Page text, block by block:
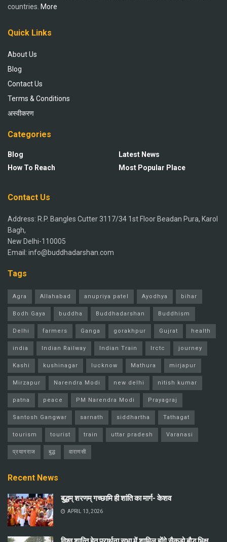
countries. More
Quick Links
About Us
Blog
Contact Us
Terms & Conditions
अस्वीकरण
Categories
Blog
How To Reach
Latest News
Most Popular Place
Contact Us
Address: R.P. Bangles Cutter 3117/34 1st Floor Beadan Pura, Karol
Bagh,
New Delhi-110005
Email: info@buddhadarshan.com
Tags
Agra Allahabad anupriya patel Ayodhya bihar
Bodh Gaya buddha Buddhadarshan Buddhism
Delhi farmers Ganga gorakhpur Gujrat health
india Indian Railway Indian Train Irctc journey
Kashi kushinagar lucknow Mathura mirjapur
Mirzapur Narendra Modi new delhi nitish kumar
patna peace PM Narendra Modi Prayagraj
Santosh Gangwar sarnath siddhartha Tathagat
tourism tourist train uttar pradesh Varanasi
प्रयागराज बुद्ध वाराणसी
Recent News
बुद्धम् शरणम् गच्छामि ही शांति का मार्ग- केशव
APRIL 13, 2026